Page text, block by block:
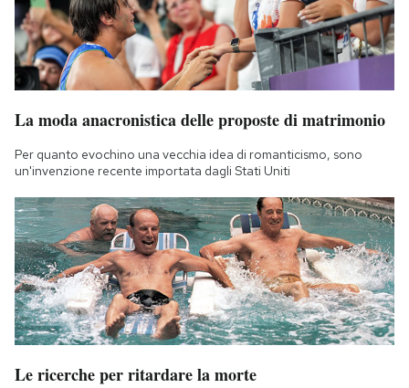
La moda anacronistica delle proposte di matrimonio
Per quanto evochino una vecchia idea di romanticismo, sono
un'invenzione recente importata dagli Stati Uniti
Le ricerche per ritardare la morte